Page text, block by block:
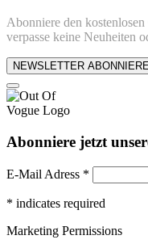
Abonniere den
verpasse keine Neuheiten
NEWSLETTER
Abonniere jetzt
E-Mail Adress *
* indicates required
Marketing Permissions